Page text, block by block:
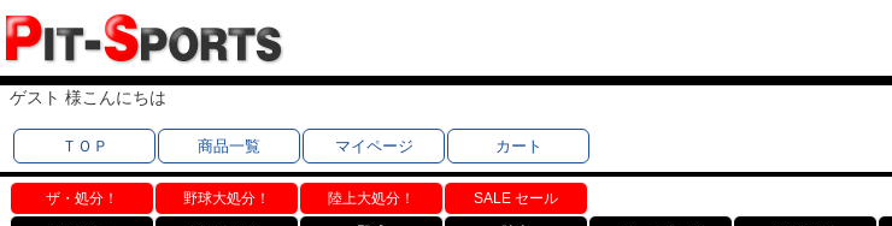
ゲスト 様こんにちは
ＴＯＰ 商品一覧 マイページ カート
ザ・処分！ 野球大処分！ 陸上大処分！
SALE セール